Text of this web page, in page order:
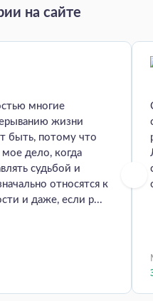
на сайте
многие
жизни
быть, потому что
дело, когда
судьбой и
относятся к
и даже, если р...